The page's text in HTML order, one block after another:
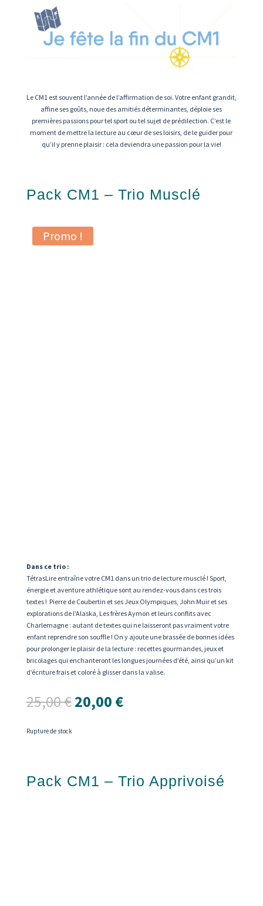
Le CM1 est souvent l’année de l’affirmation de soi. Votre enfant grandit,
affine ses goûts, noue des amitiés déterminantes, déploie ses
premières passions pour tel sport ou tel sujet de prédilection. C’est le
moment de mettre la lecture au cœur de ses loisirs, de le guider pour
qu’il y prenne plaisir : cela deviendra une passion pour la vie!
Pack CM1 – Trio Musclé
Promo !
Dans ce trio :
TétrasLire entraîne votre CM1 dans un trio de lecture musclé ! Sport,
énergie et aventure athlétique sont au rendez-vous dans ces trois
textes ! Pierre de Coubertin et ses Jeux Olympiques, John Muir et ses
explorations de l’Alaska, Les frères Aymon et leurs conflits avec
Charlemagne : autant de textes qui ne laisseront pas vraiment votre
enfant reprendre son souffle ! On y ajoute une brassée de bonnes idées
pour prolonger le plaisir de la lecture : recettes gourmandes, jeux et
bricolages qui enchanteront les longues journées d’été, ainsi qu’un kit
d’écriture frais et coloré à glisser dans la valise.
25,00€Le
prix
20,00 €Le
prix
Rupture de stock
Pack CM1 – Trio Apprivoisé